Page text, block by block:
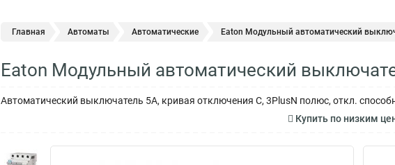
Главная Автоматы Автоматические Eaton Модульный автоматический
Eaton Модульный автоматический
Автоматический выключатель 5А, кривая отключения С, 3PlusN полюс, откл.
Купить по низким